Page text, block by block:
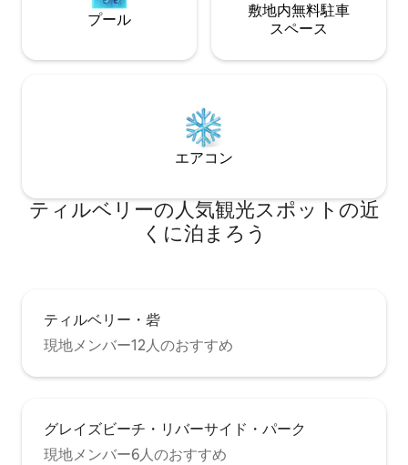
プール
敷地内無料駐⁠車
ス⁠ペ⁠ー⁠ス
エアコン
ティルベリーの人気観光スポットの近
くに泊まろう
ティルベリー・砦
現地メンバー12人のおすすめ
グレイズビーチ・リバーサイド・パーク
現地メンバー6人のおすすめ